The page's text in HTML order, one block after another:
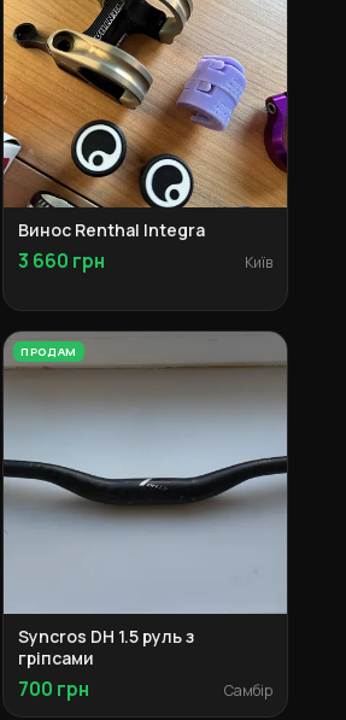
Винос Renthal Integra
3 660 грн Київ
ПРОДАМ
Syncros DH 1.5 руль з
гріпсами
700 грн Самбір